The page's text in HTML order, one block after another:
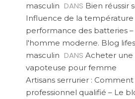
masculin DANS Bien réussir
Influence de la température
performance des batteries
l'homme moderne. Blog
masculin DANS Acheter
vapoteuse pour femme
Artisans serrurier : Comment
professionnel qualifié – Le